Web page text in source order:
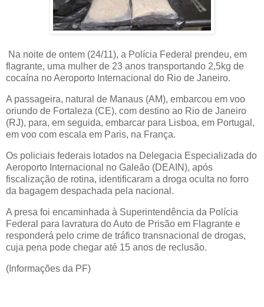
Na noite de ontem (24/11), a Polícia Federal prendeu, em
flagrante, uma mulher de 23 anos transportando 2,5kg de
cocaína no Aeroporto Internacional do Rio de Janeiro.
A passageira, natural de Manaus (AM), embarcou em voo
oriundo de Fortaleza (CE), com destino ao Rio de Janeiro
(RJ), para, em seguida, embarcar para Lisboa, em Portugal,
em voo com escala em Paris, na França.
Os policiais federais lotados na Delegacia Especializada do
Aeroporto Internacional no Galeão (DEAIN), após
fiscalização de rotina, identificaram a droga oculta no forro
da bagagem despachada pela nacional.
A presa foi encaminhada à Superintendência da Polícia
Federal para lavratura do Auto de Prisão em Flagrante e
responderá pelo crime de tráfico transnacional de drogas,
cuja pena pode chegar até 15 anos de reclusão.
(Informações da PF)